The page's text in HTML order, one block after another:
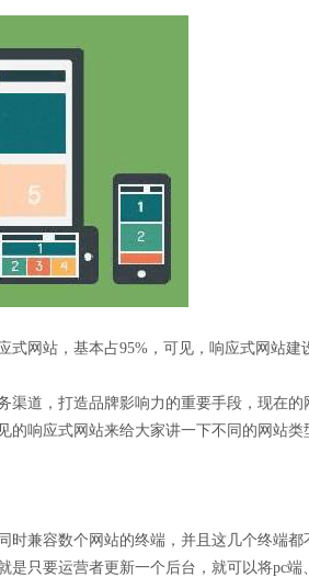
网站，基本占95%，可见，响应式网站建
渠道，打造品牌影响力的重要手段，现在
响应式网站来给大家讲一下不同的网站类
时兼容数个网站的终端，并且这几个终端
只要运营者更新一个后台，就可以将pc端